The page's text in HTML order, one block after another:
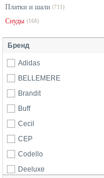
Платки и шали (711)
Снуды (168)
Бренд
Adidas
BELLEMERE
Brandit
Buff
Cecil
CEP
Codello
Deeluxe